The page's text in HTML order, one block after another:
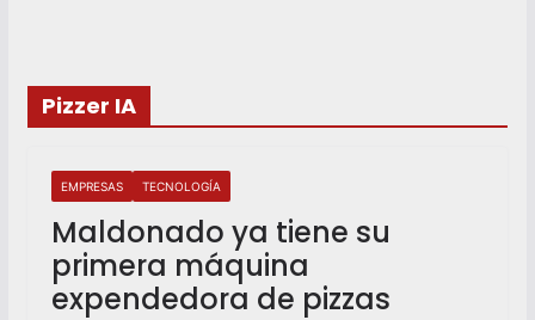
Pizzer IA
EMPRESAS TECNOLOGÍA
Maldonado ya tiene su
primera máquina
expendedora de pizzas